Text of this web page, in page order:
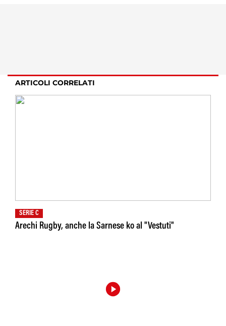
ARTICOLI CORRELATI
SERIE C
Arechi Rugby, anche la Sarnese ko al "Vestuti"